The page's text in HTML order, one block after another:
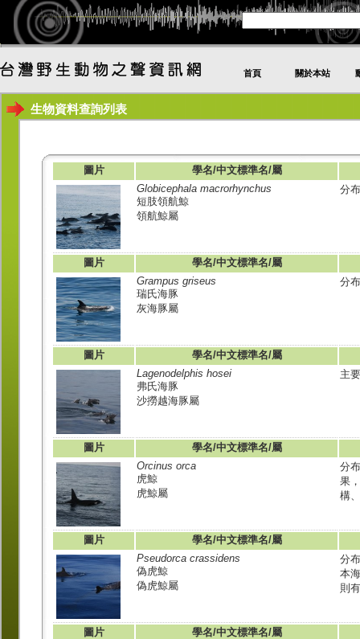
首頁 關於本站
生物資料查詢列表
圖片
學名/中文標準名/屬
Globicephala macrorhynchus
短肢領航鯨
領航鯨屬
分
圖片
學名/中文標準名/屬
Grampus griseus
瑞氏海豚
灰海豚屬
分
圖片
學名/中文標準名/屬
Lagenodelphis hosei
弗氏海豚
沙撈越海豚屬
主
圖片
學名/中文標準名/屬
Orcinus orca
虎鯨
虎鯨屬
分
果
構
圖片
學名/中文標準名/屬
Pseudorca crassidens
偽虎鯨
偽虎鯨屬
分
本
則
圖片
學名/中文標準名/屬